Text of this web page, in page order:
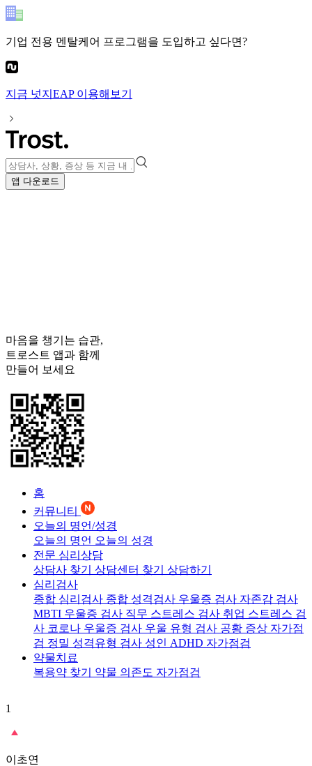
기업 전용 멘탈케어 프로그램을 도입하고 싶다면?
지금 넛지EAP이용해보기
앱 다운로드
마음을 챙기는 습관,
트로스트 앱과 함께
만들어 보세요
홈
커뮤니티
오늘의 명언/성경
오늘의 명언 오늘의 성경
전문 심리상담
상담사 찾기 상담센터 찾기 상담하기
심리검사
종합 심리검사 종합 성격검사 우울증 검사 자존감 검사
MBTI 우울증 검사 직무 스트레스 검사 취업 스트레스 검
사 코로나 우울증 검사 우울 유형 검사 공황 증상 자가점
검 정밀 성격유형 검사 성인 ADHD 자가점검
약물치료
복용약 찾기 약물 의존도 자가점검
1
이초연